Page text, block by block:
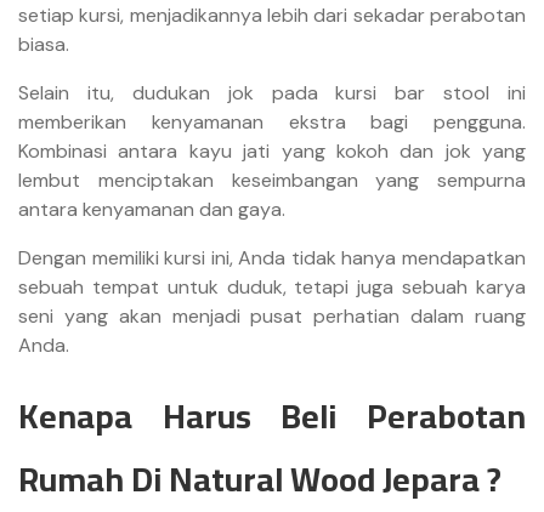
setiap kursi, menjadikannya lebih dari sekadar perabotan
biasa.
Selain itu, dudukan jok pada kursi bar stool ini
memberikan kenyamanan ekstra bagi pengguna.
Kombinasi antara kayu jati yang kokoh dan jok yang
lembut menciptakan keseimbangan yang sempurna
antara kenyamanan dan gaya.
Dengan memiliki kursi ini, Anda tidak hanya mendapatkan
sebuah tempat untuk duduk, tetapi juga sebuah karya
seni yang akan menjadi pusat perhatian dalam ruang
Anda.
Kenapa Harus Beli Perabotan
Rumah Di Natural Wood Jepara ?